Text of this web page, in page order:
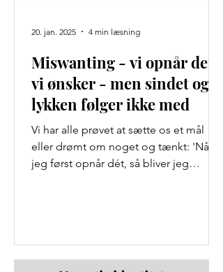
Miswanting - vi opnår det
vi ønsker - men sindet og
lykken følger ikke med
Vi har alle prøvet at sætte os et mål
eller drømt om noget og tænkt: 'Når
jeg først opnår dét, så bliver jeg
20. jan. 2025 4 min læsning